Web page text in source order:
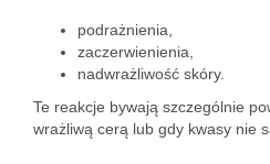
podrażnienia,
zaczerwienienia,
nadwrażliwość skóry.
Te reakcje bywają szczególnie
wrażliwą cerą lub gdy kwasy nie